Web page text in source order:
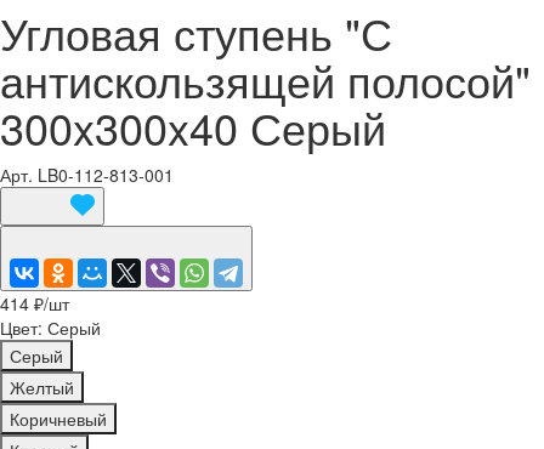
Угловая ступень "С
антискользящей полосой"
300x300x40 Серый
Арт. LB0-112-813-001
414 ₽/шт
Цвет: Серый
Серый
Желтый
Коричневый